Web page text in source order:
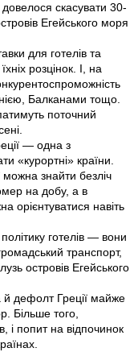
скасувати 30-
Егейського моря
для готелів та
розцінок. І, на
Балканами тощо.
поточний
— одна з
«курортні» країни.
можна знайти безліч
на добу, а в
орієнтуватися навіть
готелів — вони
транспорт,
островів Егейського
й дефолт Греції майже
Більше того,
і попит на відпочинок